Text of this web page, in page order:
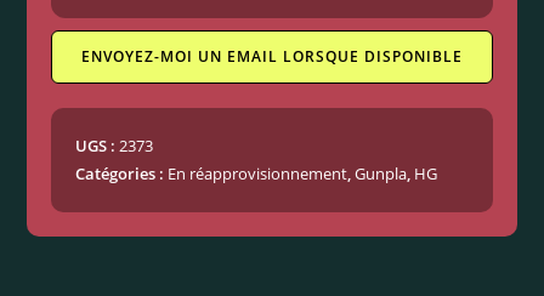
ENVOYEZ-MOI UN EMAIL LORSQUE DISPONIBLE
UGS :2373
Catégories : En réapprovisionnement,Gunpla, HG